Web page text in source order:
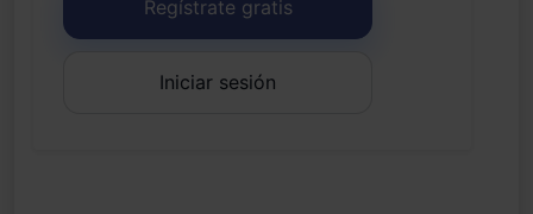
Regístrate gratis
Iniciar sesión